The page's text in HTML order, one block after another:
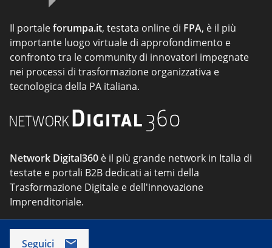
Il portaleforumpa.it, testata online di FPA, è il più
importante luogo virtuale di approfondimento e
confronto tra le community di innovatori impegnate
nei processi di trasformazione organizzativa e
tecnologica della PA italiana.
Network Digital360 è il più grande network in Italia di
testate e portali B2B dedicati ai temi della
Trasformazione Digitale e dell'innovazione
Imprenditoriale.
Seguici